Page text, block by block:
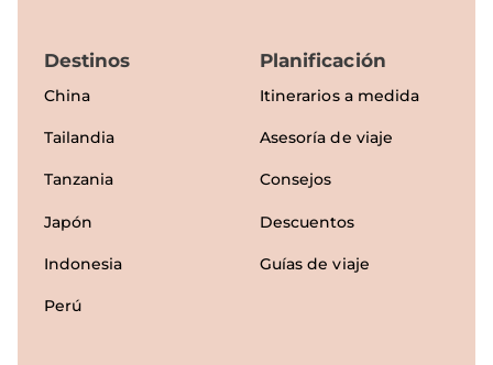
Destinos
China
Tailandia
Tanzania
Japón
Indonesia
Perú
Planificación
Itinerarios a medida
Asesoría de viaje
Consejos
Descuentos
Guías de viaje